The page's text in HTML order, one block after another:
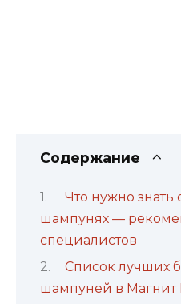
Содержание
Что нужно знать
шампунях —
специалистов
Список лучших
шампуней в Магнит